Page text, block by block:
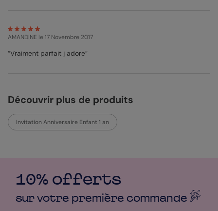
AMANDINE le 17 Novembre 2017
“Vraiment parfait j adore”
Découvrir plus de produits
Invitation Anniversaire Enfant 1 an
10% offerts
sur votre première commande